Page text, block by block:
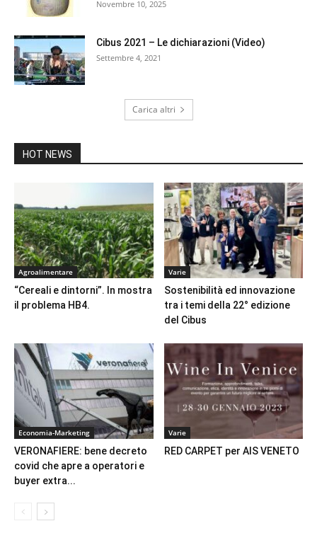
Novembre 10, 2025
Cibus 2021 – Le dichiarazioni (Video)
Settembre 4, 2021
Carica altri
HOT NEWS
Agroalimentare
“Cereali e dintorni”. In mostra
il problema HB4.
Varie
Sostenibilità ed innovazione
tra i temi della 22° edizione
del Cibus
Economia-Marketing
VERONAFIERE: bene decreto
covid che apre a operatori e
buyer extra...
Varie
RED CARPET per AIS VENETO